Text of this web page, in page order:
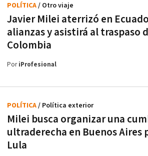
Javier Milei aterrizó en
alianzas y asistirá al traspaso
Colombia
POLÍTICA/ Otro viaje
PoriProfesional
Milei busca organizar una
ultraderecha en Buenos Aires
Lula
POLÍTICA/ Política exterior